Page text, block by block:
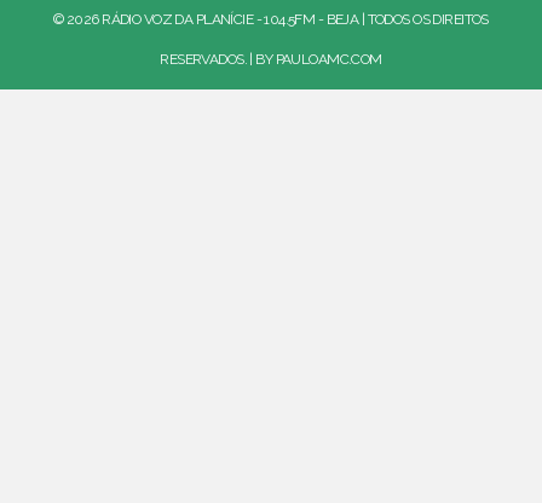
© 2026 RÁDIO VOZ DA PLANÍCIE - 104.5FM - BEJA | TODOS OS DIREITOS
RESERVADOS. | BY PAULOAMC.COM